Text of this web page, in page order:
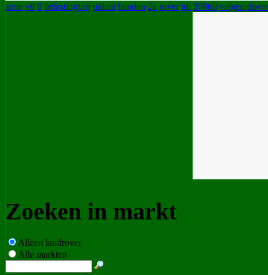
serie v8 0 belastingvrij uitlaat banden 2a rover tdi 200tdi velgen
Zoeken in markt
Alleen landrover
Alle markten